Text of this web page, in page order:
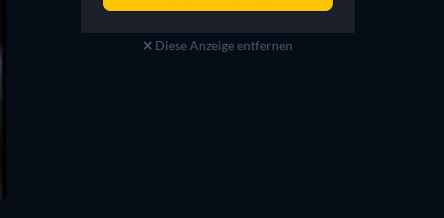
Diese Anzeige entfernen